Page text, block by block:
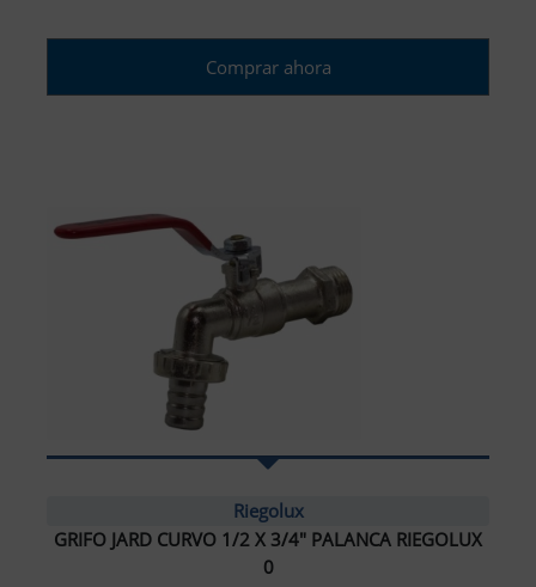
Comprar ahora
Riegolux
GRIFO JARD CURVO 1/2 X 3/4" PALANCA RIEGOLUX
0